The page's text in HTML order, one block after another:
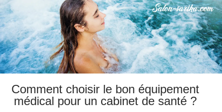
Comment choisir le bon équipement
médical pour un cabinet de santé ?